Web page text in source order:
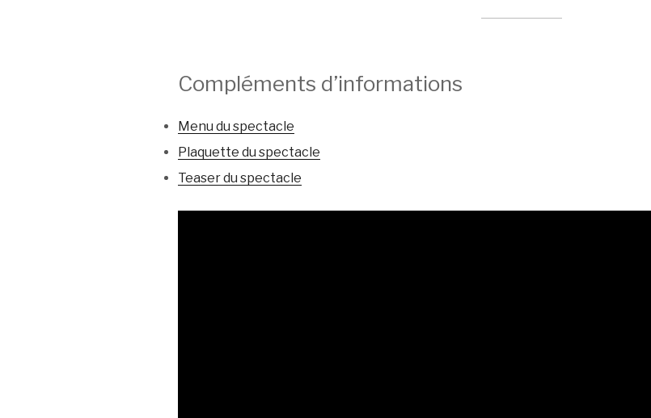
Compléments d’informations
Menu du spectacle
Plaquette du spectacle
Teaser du spectacle